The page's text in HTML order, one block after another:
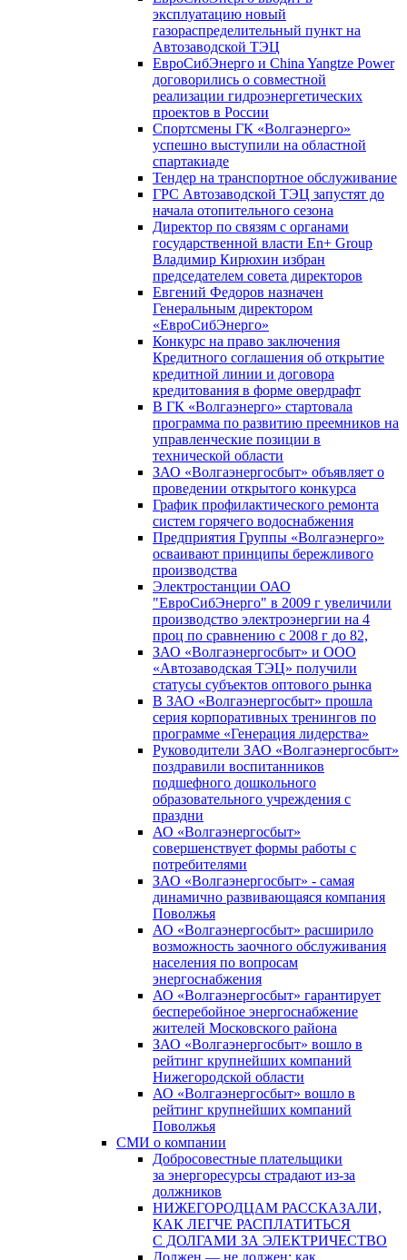
эксплуатацию новый
газораспределительный пункт на
Автозаводской ТЭЦ
ЕвроСибЭнерго и China Yangtze Power
договорились о совместной
реализации гидроэнергетических
проектов в России
Спортсмены ГК «Волгаэнерго»
успешно выступили на областной
спартакиаде
Тендер на транспортное обслуживание
ГРС Автозаводской ТЭЦ запустят до
начала отопительного сезона
Директор по связям с органами
государственной власти En+ Group
Владимир Кирюхин избран
председателем совета директоров
Евгений Федоров назначен
Генеральным директором
«ЕвроСибЭнерго»
Конкурс на право заключения
Кредитного соглашения об открытие
кредитной линии и договора
кредитования в форме овердрафт
В ГК «Волгаэнерго» стартовала
программа по развитию преемников на
управленческие позиции в
технической области
ЗАО «Волгаэнергосбыт» объявляет о
проведении открытого конкурса
График профилактического ремонта
систем горячего водоснабжения
Предприятия Группы «Волгаэнерго»
осваивают принципы бережливого
производства
Электростанции ОАО
"ЕвроСибЭнерго" в 2009 г увеличили
производство электроэнергии на 4
проц по сравнению с 2008 г до 82,
ЗАО «Волгаэнергосбыт» и ООО
«Автозаводская ТЭЦ» получили
статусы субъектов оптового рынка
В ЗАО «Волгаэнергосбыт» прошла
серия корпоративных тренингов по
программе «Генерация лидерства»
Руководители ЗАО «Волгаэнергосбыт»
поздравили воспитанников
подшефного дошкольного
образовательного учреждения с
праздни
АО «Волгаэнергосбыт»
совершенствует формы работы с
потребителями
ЗАО «Волгаэнергосбыт» - самая
динамично развивающаяся компания
Поволжья
АО «Волгаэнергосбыт» расширило
возможность заочного обслуживания
населения по вопросам
энергоснабжения
АО «Волгаэнергосбыт» гарантирует
бесперебойное энергоснабжение
жителей Московского района
ЗАО «Волгаэнергосбыт» вошло в
рейтинг крупнейших компаний
Нижегородской области
АО «Волгаэнергосбыт» вошло в
рейтинг крупнейших компаний
Поволжья
СМИ о компании
Добросовестные плательщики
за энергоресурсы страдают из-за
должников
НИЖЕГОРОДЦАМ РАССКАЗАЛИ,
КАК ЛЕГЧЕ РАСПЛАТИТЬСЯ
С ДОЛГАМИ ЗА ЭЛЕКТРИЧЕСТВО